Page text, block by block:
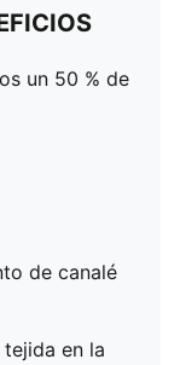
un 50 % de
de canalé
en la